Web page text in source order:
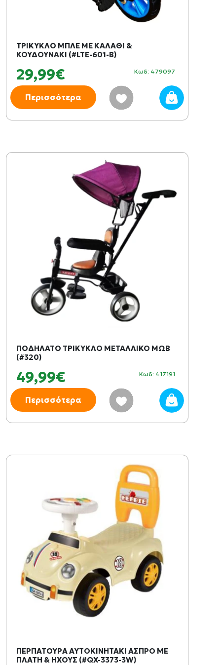
ΤΡΙΚΥΚΛΟ ΜΠΛΕ ΜΕ ΚΑΛΑΘΙ &
ΚΟΥΔΟΥΝΑΚΙ (#LTE-601-B)
29,99€ Κωδ: 479097
Περισσότερα
ΠΟΔΗΛΑΤΟ ΤΡΙΚΥΚΛΟ ΜΕΤΑΛΛΙΚΟ ΜΩΒ
(#320)
49,99€ Κωδ: 417191
Περισσότερα
ΠΕΡΠΑΤΟΥΡΑ ΑΥΤΟΚΙΝΗΤΑΚΙ ΑΣΠΡΟ ΜΕ
ΠΛΑΤΗ & ΗΧΟΥΣ (#QX-3373-3W)